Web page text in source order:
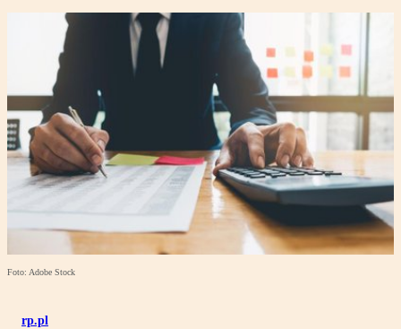
Foto: Adobe Stock
rp.pl